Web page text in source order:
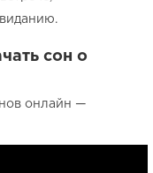
сон о
онлайн —